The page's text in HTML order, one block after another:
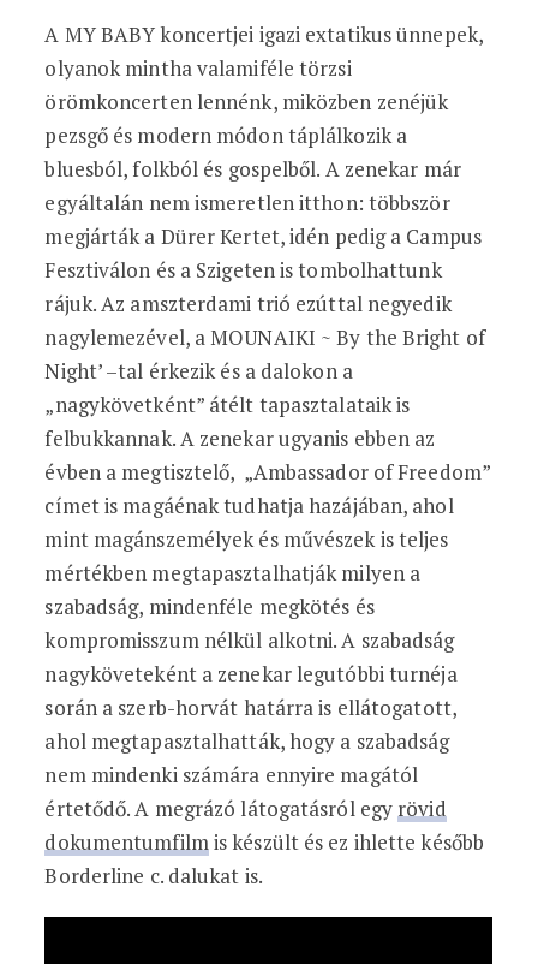
A MY BABY koncertjei igazi extatikus ünnepek,
olyanok mintha valamiféle törzsi
örömkoncerten lennénk, miközben zenéjük
pezsgő és modern módon táplálkozik a
bluesból, folkból és gospelből. A zenekar már
egyáltalán nem ismeretlen itthon: többször
megjárták a Dürer Kertet, idén pedig a Campus
Fesztiválon és a Szigeten is tombolhattunk
rájuk. Az amszterdami trió ezúttal negyedik
nagylemezével, a MOUNAIKI ~ By the Bright of
Night’ –tal érkezik és a dalokon a
„nagykövetként” átélt tapasztalataik is
felbukkannak. A zenekar ugyanis ebben az
évben a megtisztelő, „Ambassador of Freedom”
címet is magáénak tudhatja hazájában, ahol
mint magánszemélyek és művészek is teljes
mértékben megtapasztalhatják milyen a
szabadság, mindenféle megkötés és
kompromisszum nélkül alkotni. A szabadság
nagyköveteként a zenekar legutóbbi turnéja
során a szerb-horvát határra is ellátogatott,
ahol megtapasztalhatták, hogy a szabadság
nem mindenki számára ennyire magától
értetődő. A megrázó látogatásról egy rövid
dokumentumfilmis készült és ez ihlette később
Borderline c. dalukat is.